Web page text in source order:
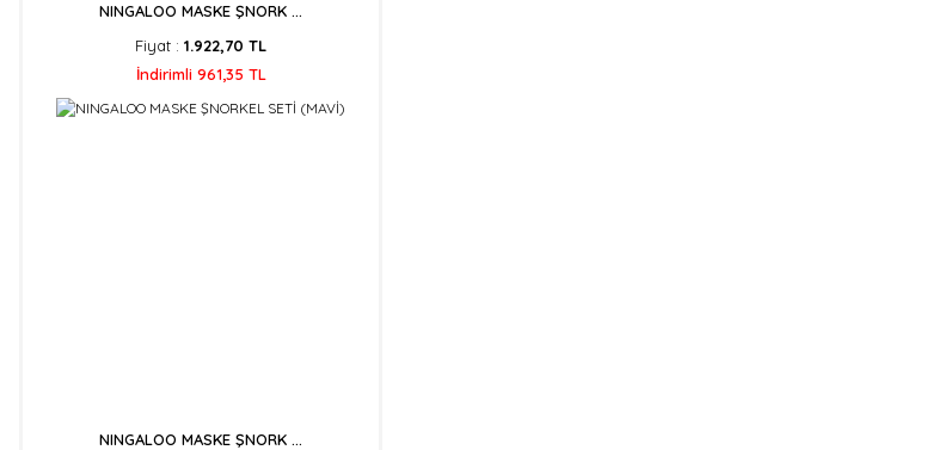
NINGALOO MASKE ŞNORK ...
Fiyat : 1.922,70 TL
İndirimli 961,35 TL
NINGALOO MASKE ŞNORK ...